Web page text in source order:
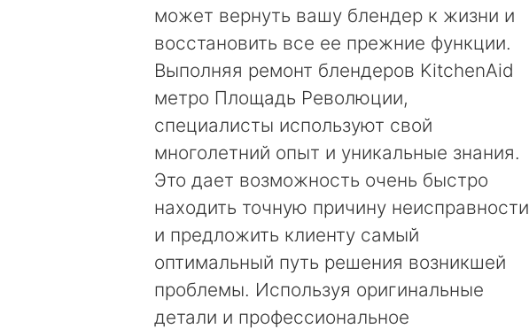
может вернуть вашу блендер к жизни и
восстановить все ее прежние функции.
Выполняя ремонт блендеров KitchenAid
метро Площадь Революции,
специалисты используют свой
многолетний опыт и уникальные знания.
Это дает возможность очень быстро
находить точную причину неисправности
и предложить клиенту самый
оптимальный путь решения возникшей
проблемы. Используя оригинальные
детали и профессиональное